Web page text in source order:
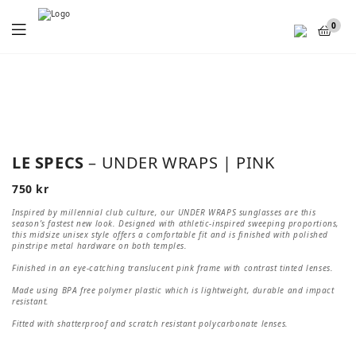
Menu 0
LE SPECS– UNDER WRAPS | PINK
750 kr
Inspired by millennial club culture, our UNDER WRAPS sunglasses are this
season’s fastest new look. Designed with athletic-inspired sweeping proportions,
this midsize unisex style offers a comfortable fit and is finished with polished
pinstripe metal hardware on both temples.
Finished in an eye-catching translucent pink frame with contrast tinted lenses.
Made using BPA free polymer plastic which is lightweight, durable and impact
resistant.
Fitted with shatterproof and scratch resistant polycarbonate lenses.